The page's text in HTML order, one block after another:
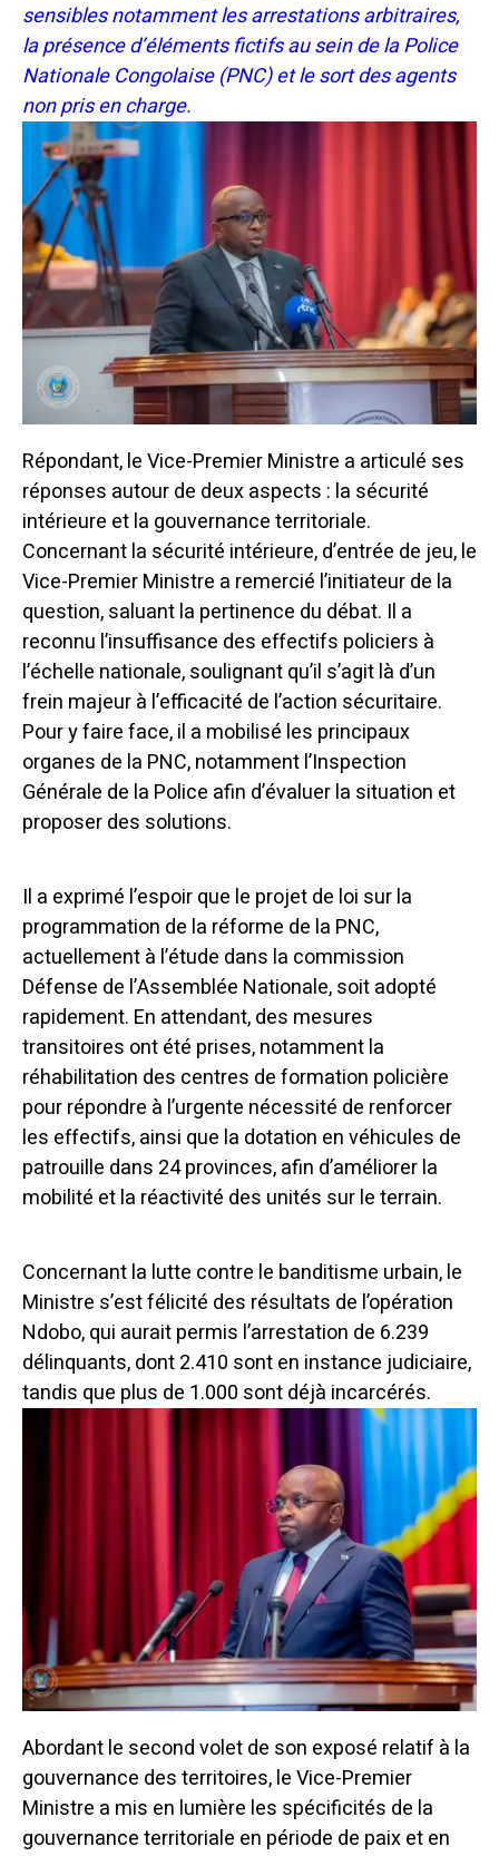
sensibles notamment les arrestations arbitraires,
la présence d’éléments fictifs au sein de la Police
Nationale Congolaise (PNC) et le sort des agents
non pris en charge.
Répondant, le Vice-Premier Ministre a articulé ses
réponses autour de deux aspects : la sécurité
intérieure et la gouvernance territoriale.
Concernant la sécurité intérieure, d’entrée de jeu, le
Vice-Premier Ministre a remercié l’initiateur de la
question, saluant la pertinence du débat. Il a
reconnu l’insuffisance des effectifs policiers à
l’échelle nationale, soulignant qu’il s’agit là d’un
frein majeur à l’efficacité de l’action sécuritaire.
Pour y faire face, il a mobilisé les principaux
organes de la PNC, notamment l’Inspection
Générale de la Police afin d’évaluer la situation et
proposer des solutions.
Il a exprimé l’espoir que le projet de loi sur la
programmation de la réforme de la PNC,
actuellement à l’étude dans la commission
Défense de l’Assemblée Nationale, soit adopté
rapidement. En attendant, des mesures
transitoires ont été prises, notamment la
réhabilitation des centres de formation policière
pour répondre à l’urgente nécessité de renforcer
les effectifs, ainsi que la dotation en véhicules de
patrouille dans 24 provinces, afin d’améliorer la
mobilité et la réactivité des unités sur le terrain.
Concernant la lutte contre le banditisme urbain, le
Ministre s’est félicité des résultats de l’opération
Ndobo, qui aurait permis l’arrestation de 6.239
délinquants, dont 2.410 sont en instance judiciaire,
tandis que plus de 1.000 sont déjà incarcérés.
Abordant le second volet de son exposé relatif à la
gouvernance des territoires, le Vice-Premier
Ministre a mis en lumière les spécificités de la
gouvernance territoriale en période de paix et en